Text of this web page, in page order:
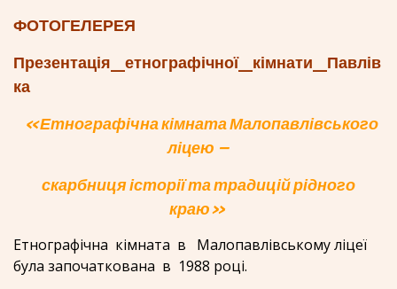
ФОТОГЕЛЕРЕЯ
Презентація_етнографічної_кімнати_Павлів
ка
«Етнографічна кімната Малопавлівського
ліцею –
скарбниця історії та традицій рідного
краю»
Етнографічна кімната в Малопавлівському ліцеї
була започаткована в 1988 році.